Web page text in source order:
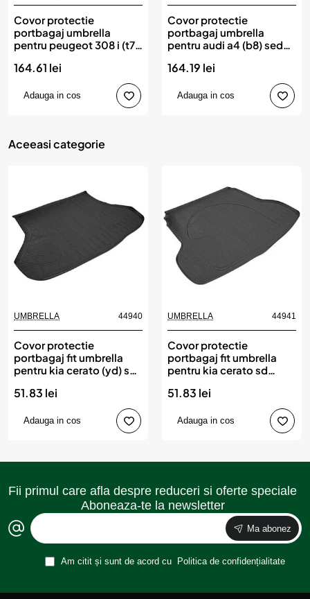
Covor protectie
portbagaj umbrella
pentru peugeot 308 i (t7)
2013)
164.61 lei
Adauga in cos
Covor protectie
portbagaj umbrella
pentru audi a4 (b8) sedan
164.19 lei
Adauga in cos
Aceeasi categorie
UMBRELLA 44940
Covor protectie
portbagaj fit umbrella
pentru kia cerato (yd) sd
51.83 lei
Adauga in cos
UMBRELLA 44941
Covor protectie
portbagaj fit umbrella
pentru kia cerato sd
51.83 lei
Adauga in cos
Fii primul care afla despre reduceri si oferte speciale
Aboneaza-te la newsletter
Ma abonez
Am citit și sunt de acord cu Politica de confidențialitate